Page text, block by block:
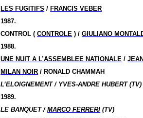
LES FUGITIFS / FRANCIS VEBER
1987.
CONTROL (CONTROLE ) /GIULIANO
1988.
UNE NUIT A L’ASSEMBLEE NATIONALE /
MILAN NOIR / RONALD CHAMMAH
L’ELOIGNEMENT / YVES-ANDRE HUBERT (TV)
1989.
LE BANQUET /MARCO FERRERI (TV)